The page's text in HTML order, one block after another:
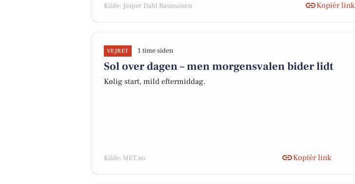
Kilde: Jesper Dahl Rasmussen Kopiér link
VEJRET 1 time siden
Sol over dagen – men morgensvalen bider lidt
Kølig start, mild eftermiddag.
Kilde: MET.no Kopiér link